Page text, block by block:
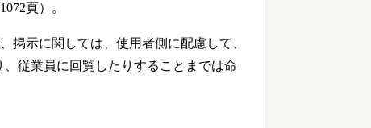
頁）。
掲示に関しては、使用者側に配慮して、
従業員に回覧したりすることまでは命